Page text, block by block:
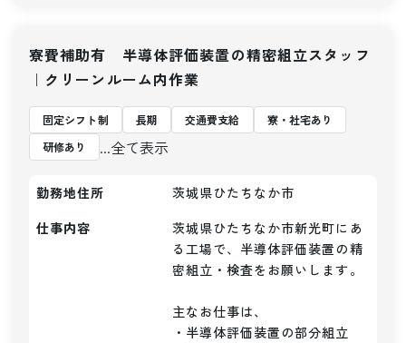
寮費補助有 半導体評価装置の精密組立スタッフ
｜クリーンルーム内作業
固定シフト制 長期 交通費支給
寮・社宅あり
研修あり
...全て表示
勤務地住所
茨城県ひたちなか市
仕事内容
茨城県ひたちなか市新光町にあ
る工場で、半導体評価装置の精
密組立・検査をお願いします。
主なお仕事は、
・半導体評価装置の部分組立